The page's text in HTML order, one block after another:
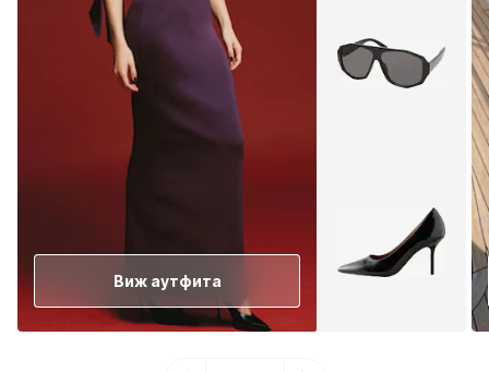
Виж аутфита